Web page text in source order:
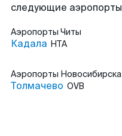
следующие аэропорты
Аэропорты Читы
Кадала HTA
Аэропорты Новосибирска
Толмачево OVB